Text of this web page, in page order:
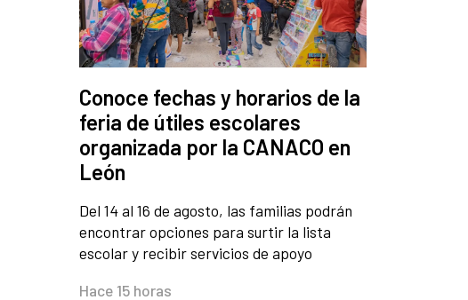
Conoce fechas y horarios de la
feria de útiles escolares
organizada por la CANACO en
León
Del 14 al 16 de agosto, las familias podrán
encontrar opciones para surtir la lista
escolar y recibir servicios de apoyo
Hace 15 horas